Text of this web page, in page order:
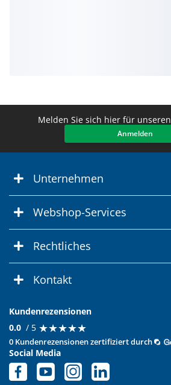
Melden Sie sich hier für
Anmelden
Unternehmen
Webshop-Services
Rechtliches
Kontakt
Kundenrezensionen
0.0 / 5 ★★★★★
★★★★★
0 Kundenrezensionen zertifiziert durch
Social Media